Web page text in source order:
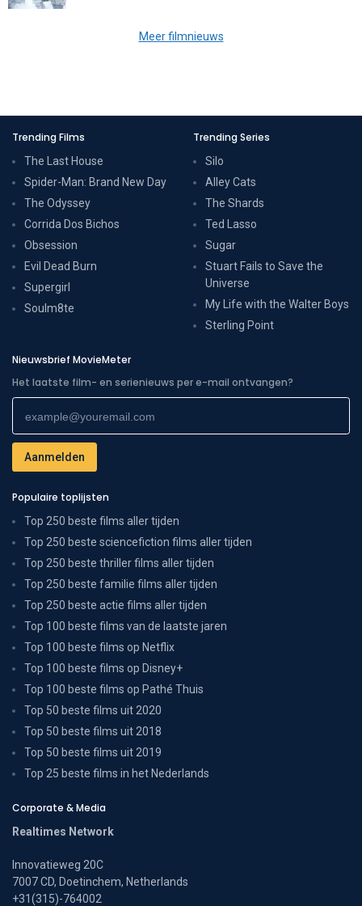
Meer filmnieuws
Trending Films
The Last House
Spider-Man: Brand New Day
The Odyssey
Corrida Dos Bichos
Obsession
Evil Dead Burn
Supergirl
Soulm8te
Trending Series
Silo
Alley Cats
The Shards
Ted Lasso
Sugar
Stuart Fails to Save the
Universe
My Life with the Walter Boys
Sterling Point
Nieuwsbrief MovieMeter
Het laatste film- en serienieuws per e-mail ontvangen?
Populaire toplijsten
Top 250 beste films aller tijden
Top 250 beste sciencefiction films aller tijden
Top 250 beste thriller films aller tijden
Top 250 beste familie films aller tijden
Top 250 beste actie films aller tijden
Top 100 beste films van de laatste jaren
Top 100 beste films op Netflix
Top 100 beste films op Disney+
Top 100 beste films op Pathé Thuis
Top 50 beste films uit 2020
Top 50 beste films uit 2018
Top 50 beste films uit 2019
Top 25 beste films in het Nederlands
Corporate & Media
Realtimes Network
Innovatieweg 20C
7007 CD, Doetinchem, Netherlands
+31(315)-764002